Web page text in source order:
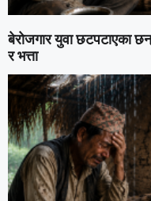
बेरोजगार युवा छटपटाएका
र भत्ता